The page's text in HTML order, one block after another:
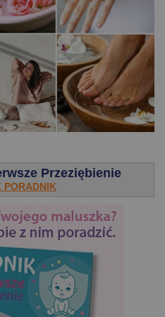
Przeziębienie
PORADNIK